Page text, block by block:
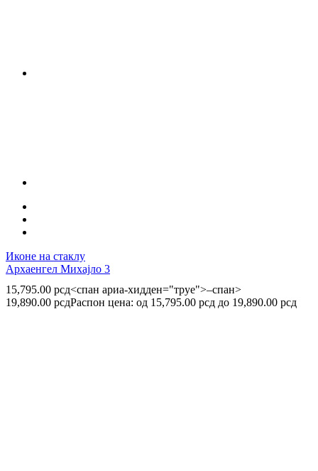
Иконе на стаклу
Архаенгел Михајло 3
15,795.00 рсд<спан ариа-хидден="труе">–спан>
19,890.00 рсдРаспон цена: од 15,795.00 рсд до 19,890.00 рсд